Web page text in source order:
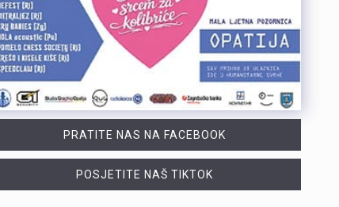
PRATITE NAS NA FACEBOOK
POSJETITE NAŠ TIKTOK